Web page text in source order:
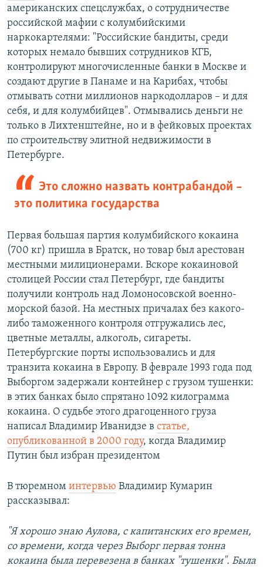
американских спецслужбах, о сотрудничестве
российской мафии с колумбийскими
наркокартелями: "Российские бандиты, среди
которых немало бывших сотрудников КГБ,
контролируют многочисленные банки в Москве и
создают другие в Панаме и на Карибах, чтобы
отмывать сотни миллионов наркодолларов – и для
себя, и для колумбийцев". Отмывались деньги не
только в Лихтенштейне, но и в фейковых проектах
по строительству элитной недвижимости в
Петербурге.
Это сложно назвать контрабандой –
это политика государства
Первая большая партия колумбийского кокаина
(700 кг) пришла в Братск, но товар был арестован
местными милиционерами. Вскоре кокаиновой
столицей России стал Петербург, где бандиты
получили контроль над Ломоносовской военно-
морской базой. На местных причалах без какого-
либо таможенного контроля отгружались лес,
цветные металлы, алкоголь, сигареты.
Петербургские порты использовались и для
транзита кокаина в Европу. В феврале 1993 года под
Выборгом задержали контейнер с грузом тушенки:
в этих банках было спрятано 1092 килограмма
кокаина. О судьбе этого драгоценного груза
написал Владимир Иванидзе в статье,
опубликованной в 2000 году, когда Владимир
Путин был избран президентом
В тюремном интервью Владимир Кумарин
рассказывал:
"Я хорошо знаю Аулова, с капитанских его времен,
со времени, когда через Выборг первая тонна
кокаина была перевезена в банках "тушенки". Была